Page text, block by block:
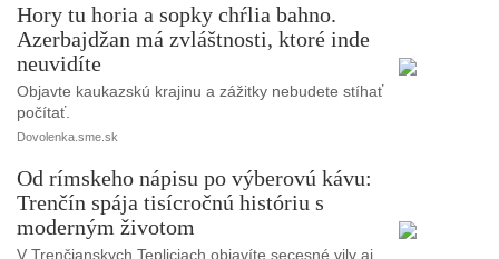
Hory tu horia a sopky chŕlia bahno.
Azerbajdžan má zvláštnosti, ktoré inde
neuvidíte
Objavte kaukazskú krajinu a zážitky nebudete stíhať
počítať.
Dovolenka.sme.sk
Od rímskeho nápisu po výberovú kávu:
Trenčín spája tisícročnú históriu s
moderným životom
V Trenčianskych Tepliciach objavíte secesné vily aj